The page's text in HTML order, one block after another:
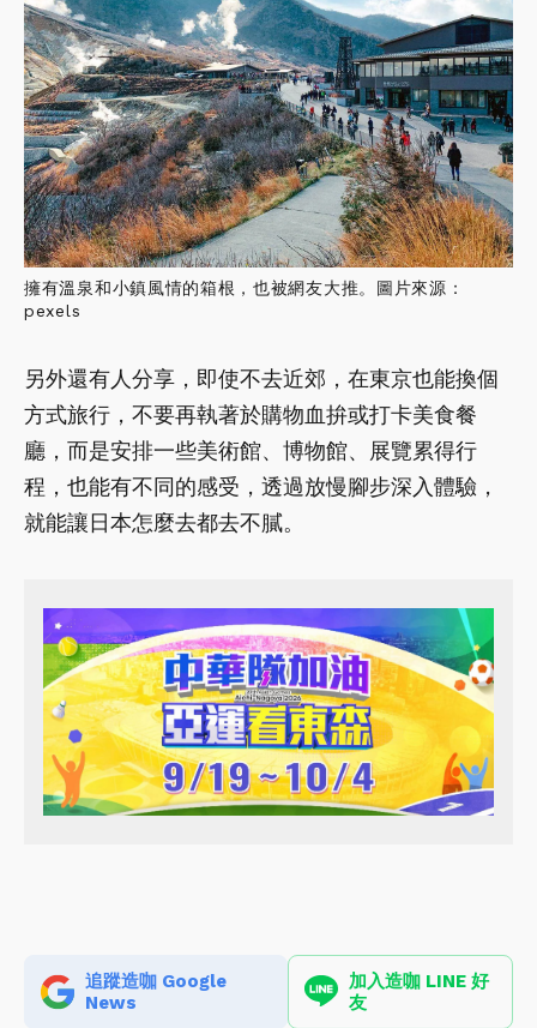
擁有溫泉和小鎮風情的箱根，也被網友大推。圖片來源：
pexels
另外還有人分享，即使不去近郊，在東京也能換個
方式旅行，不要再執著於購物血拚或打卡美食餐
廳，而是安排一些美術館、博物館、展覽累得行
程，也能有不同的感受，透過放慢腳步深入體驗，
就能讓日本怎麼去都去不膩。
追蹤造咖 Google
News
加入造咖 LINE 好
友